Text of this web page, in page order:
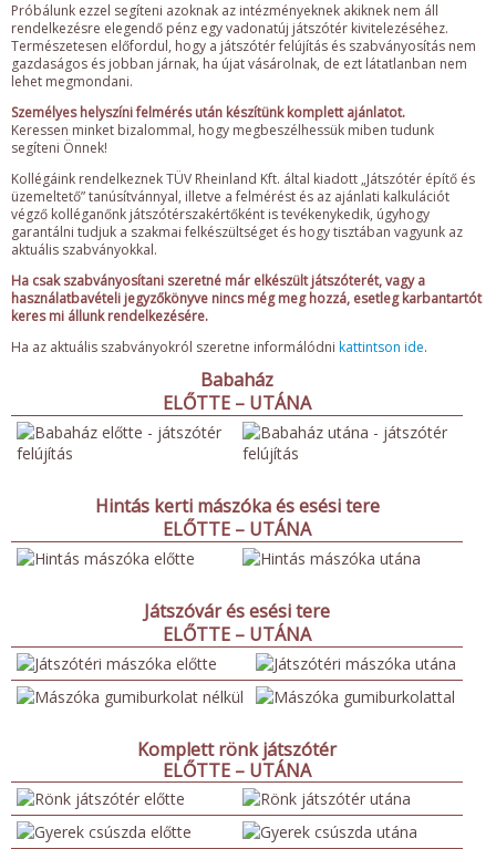
Próbálunk ezzel segíteni azoknak az intézményeknek akiknek nem áll
rendelkezésre elegendő pénz egy vadonatúj játszótér kivitelezéséhez.
Természetesen előfordul, hogy a játszótér felújítás és szabványosítás nem
gazdaságos és jobban járnak, ha újat vásárolnak, de ezt látatlanban nem
lehet megmondani.
Személyes helyszíni felmérés után készítünk komplett ajánlatot.
Keressen minket bizalommal, hogy megbeszélhessük miben tudunk
segíteni Önnek!
Kollégáink rendelkeznek TÜV Rheinland Kft. által kiadott „Játszótér építő és
üzemeltető” tanúsítvánnyal, illetve a felmérést és az ajánlati kalkulációt
végző kolléganőnk játszótérszakértőként is tevékenykedik, úgyhogy
garantálni tudjuk a szakmai felkészültséget és hogy tisztában vagyunk az
aktuális szabványokkal.
Ha csak szabványosítani szeretné már elkészült játszóterét, vagy a
használatbavételi jegyzőkönyve nincs még meg hozzá, esetleg karbantartót
keres mi állunk rendelkezésére.
Ha az aktuális szabványokról szeretne informálódni kattintson ide.
Babaház
ELŐTTE – UTÁNA
Hintás kerti mászóka és esési tere
ELŐTTE – UTÁNA
Játszóvár és esési tere
ELŐTTE – UTÁNA
Komplett rönk játszótér
ELŐTTE – UTÁNA